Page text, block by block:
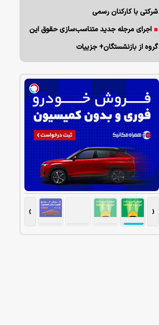
شرکتی با کارکنان رسمی
اجرای مرجله جدید متناسب‌سازی حقوق این
گروه از بازنشستگان+ جزییات
‹
›